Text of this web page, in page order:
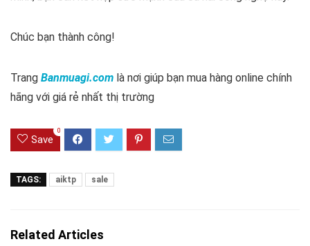
Chúc bạn thành công!
Trang Banmuagi.com là nơi giúp bạn mua hàng online chính
hãng với giá rẻ nhất thị trường
Save
0
TAGS: aiktp sale
Related Articles